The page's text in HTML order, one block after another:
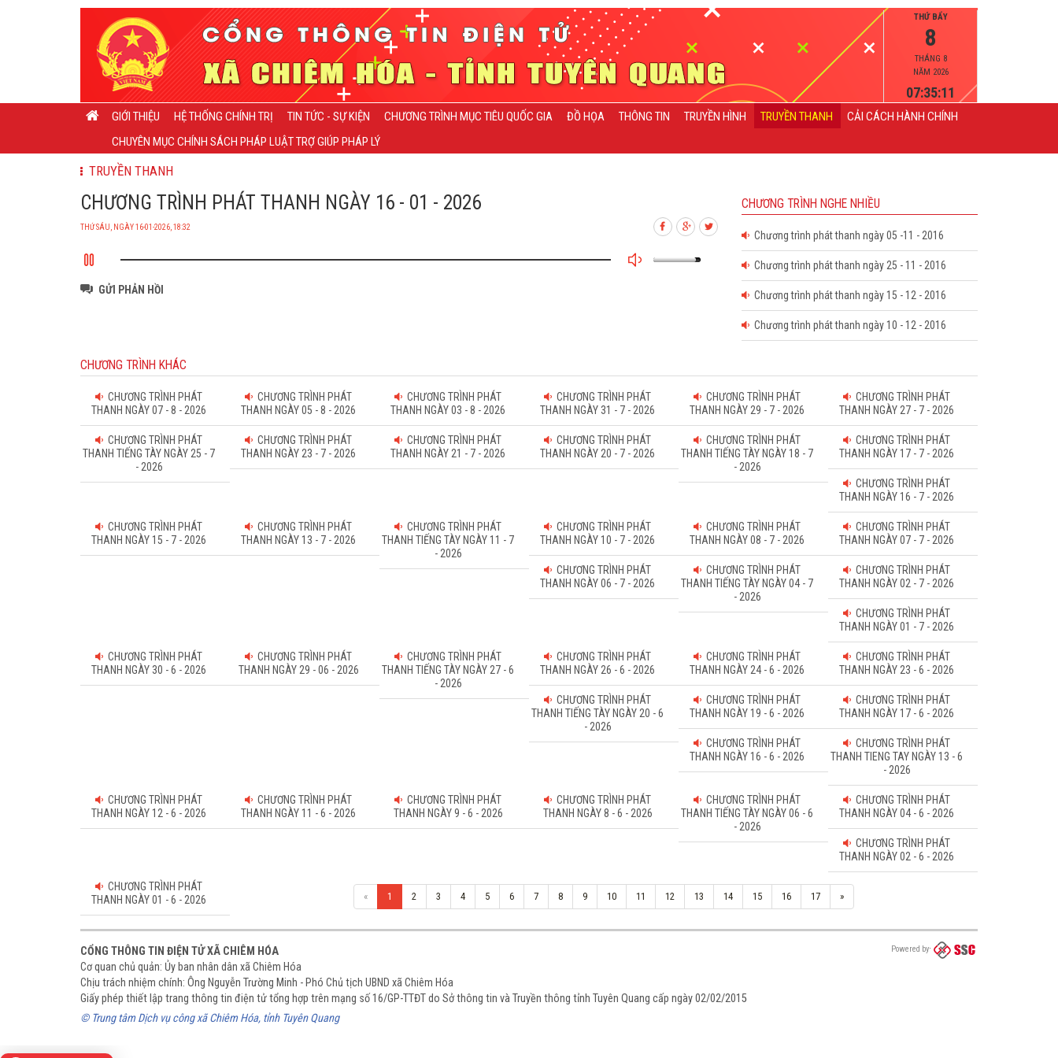
THỨ BẨY
8
THÁNG 8
NĂM 2026
07:35:12
GIỚI THIỆU HỆ THỐNG CHÍNH TRỊ TIN TỨC - SỰ KIỆN CHƯƠNG TRÌNH MỤC TIÊU QUỐC GIA ĐỒ HỌA THÔNG TIN TRUYỀN HÌNH TRUYỀN THANH
CẢI CÁCH HÀNH CHÍNH
CHUYÊN MỤC CHÍNH SÁCH PHÁP LUẬT TRỢ GIÚP PHÁP LÝ
TRUYỀN THANH
CHƯƠNG TRÌNH PHÁT THANH NGÀY 16 - 01 - 2026
THỨ SÁU, NGÀY 16-01-2026, 18:32
GỬI PHẢN HỒI
CHƯƠNG TRÌNH NGHE NHIỀU
Chương trình phát thanh ngày 05 -11 - 2016
Chương trình phát thanh ngày 25 - 11 - 2016
Chương trình phát thanh ngày 15 - 12 - 2016
Chương trình phát thanh ngày 10 - 12 - 2016
CHƯƠNG TRÌNH KHÁC
CHƯƠNG TRÌNH PHÁT
THANH NGÀY 07 - 8 - 2026
CHƯƠNG TRÌNH PHÁT
THANH NGÀY 05 - 8 - 2026
CHƯƠNG TRÌNH PHÁT
THANH NGÀY 03 - 8 - 2026
CHƯƠNG TRÌNH PHÁT
THANH NGÀY 31 - 7 - 2026
CHƯƠNG TRÌNH PHÁT
THANH NGÀY 29 - 7 - 2026
CHƯƠNG TRÌNH PHÁT
THANH NGÀY 27 - 7 - 2026
CHƯƠNG TRÌNH PHÁT
THANH TIẾNG TÀY NGÀY 25 - 7
- 2026
CHƯƠNG TRÌNH PHÁT
THANH NGÀY 23 - 7 - 2026
CHƯƠNG TRÌNH PHÁT
THANH NGÀY 21 - 7 - 2026
CHƯƠNG TRÌNH PHÁT
THANH NGÀY 20 - 7 - 2026
CHƯƠNG TRÌNH PHÁT
THANH TIẾNG TÀY NGÀY 18 - 7
- 2026
CHƯƠNG TRÌNH PHÁT
THANH NGÀY 17 - 7 - 2026
CHƯƠNG TRÌNH PHÁT
THANH NGÀY 16 - 7 - 2026
CHƯƠNG TRÌNH PHÁT
THANH NGÀY 15 - 7 - 2026
CHƯƠNG TRÌNH PHÁT
THANH NGÀY 13 - 7 - 2026
CHƯƠNG TRÌNH PHÁT
THANH TIẾNG TÀY NGÀY 11 - 7
- 2026
CHƯƠNG TRÌNH PHÁT
THANH NGÀY 10 - 7 - 2026
CHƯƠNG TRÌNH PHÁT
THANH NGÀY 08 - 7 - 2026
CHƯƠNG TRÌNH PHÁT
THANH NGÀY 07 - 7 - 2026
CHƯƠNG TRÌNH PHÁT
THANH NGÀY 06 - 7 - 2026
CHƯƠNG TRÌNH PHÁT
THANH TIẾNG TÀY NGÀY 04 - 7
- 2026
CHƯƠNG TRÌNH PHÁT
THANH NGÀY 02 - 7 - 2026
CHƯƠNG TRÌNH PHÁT
THANH NGÀY 01 - 7 - 2026
CHƯƠNG TRÌNH PHÁT
THANH NGÀY 30 - 6 - 2026
CHƯƠNG TRÌNH PHÁT
THANH NGÀY 29 - 06 - 2026
CHƯƠNG TRÌNH PHÁT
THANH TIẾNG TÀY NGÀY 27 - 6
- 2026
CHƯƠNG TRÌNH PHÁT
THANH NGÀY 26 - 6 - 2026
CHƯƠNG TRÌNH PHÁT
THANH NGÀY 24 - 6 - 2026
CHƯƠNG TRÌNH PHÁT
THANH NGÀY 23 - 6 - 2026
CHƯƠNG TRÌNH PHÁT
THANH TIẾNG TÀY NGÀY 20 - 6
- 2026
CHƯƠNG TRÌNH PHÁT
THANH NGÀY 19 - 6 - 2026
CHƯƠNG TRÌNH PHÁT
THANH NGÀY 17 - 6 - 2026
CHƯƠNG TRÌNH PHÁT
THANH NGÀY 16 - 6 - 2026
CHƯƠNG TRÌNH PHÁT
THANH TIENG TAY NGÀY 13 - 6
- 2026
CHƯƠNG TRÌNH PHÁT
THANH NGÀY 12 - 6 - 2026
CHƯƠNG TRÌNH PHÁT
THANH NGÀY 11 - 6 - 2026
CHƯƠNG TRÌNH PHÁT
THANH NGÀY 9 - 6 - 2026
CHƯƠNG TRÌNH PHÁT
THANH NGÀY 8 - 6 - 2026
CHƯƠNG TRÌNH PHÁT
THANH TIẾNG TÀY NGÀY 06 - 6
- 2026
CHƯƠNG TRÌNH PHÁT
THANH NGÀY 04 - 6 - 2026
CHƯƠNG TRÌNH PHÁT
THANH NGÀY 02 - 6 - 2026
CHƯƠNG TRÌNH PHÁT
THANH NGÀY 01 - 6 - 2026
« 1 2 3 4 5 6 7 8 9 10 11 12 13 14 15 16 17 »
Powered by
CỔNG THÔNG TIN ĐIỆN TỬ XÃ CHIÊM HÓA
Cơ quan chủ quản: Ủy ban nhân dân xã Chiêm Hóa
Chịu trách nhiệm chính: Ông Nguyễn Trường Minh - Phó Chủ tịch UBND xã Chiêm Hóa
Giấy phép thiết lập trang thông tin điện tử tổng hợp trên mạng số 16/GP-TTĐT do Sở thông tin và Truyền thông tỉnh Tuyên Quang cấp ngày 02/02/2015
© Trung tâm Dịch vụ công xã Chiêm Hóa, tỉnh Tuyên Quang